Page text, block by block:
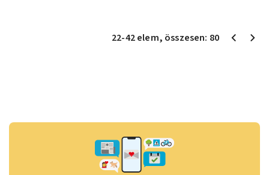
22-42elem, összesen: 80